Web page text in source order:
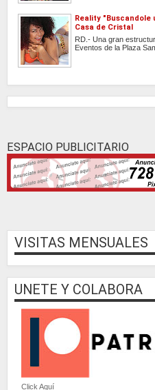
Reality "Buscandole
Casa de Cristal
RD.- Una gran
Eventos de la Plaza
ESPACIO PUBLICITARIO
VISITAS MENSUALES
UNETE Y COLABORA
Click Aquí